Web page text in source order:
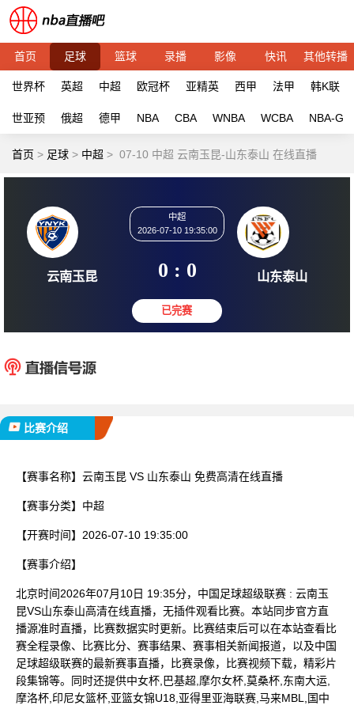
首页 足球 篮球 录播 影像 快讯 其他转播
世界杯 英超 中超 欧冠杯 亚精英 西甲 法甲 韩K联
世亚预 俄超 德甲 NBA CBA WNBA WCBA NBA-G
首页 > 足球 > 中超 > 07-10 中超 云南玉昆-山东泰山 在线直播
云南玉昆
2026-07-10 19:35:00
0 : 0 山东
比赛介绍
【赛事名称】 云南玉昆 VS 山东泰山 免费高清在线直播
【赛事分类】 中超
【开赛时间】 2026-07-10 19:35:00
【赛事介绍】
北京时间2026年07月10日 19:35分，中国足球超级联赛 : 云南玉
昆VS山东泰山高清在线直播，无插件观看比赛。本站同步官方直
播源准时直播，比赛数据实时更新。比赛结束后可以在本站查看比
赛全程录像、比赛比分、赛事结果、赛事相关新闻报道，以及中国
足球超级联赛的最新赛事直播，比赛录像，比赛视频下载，精彩片
段集锦等。同时还提供中女杯,巴基超,摩尔女杯,莫桑杯,东南大运,
摩洛杯,印尼女篮杯,亚篮女锦U18,亚得里亚海联赛,马来MBL,国中